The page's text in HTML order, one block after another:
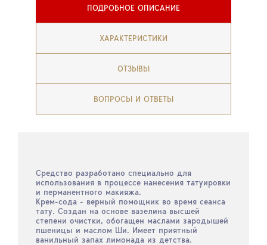
ПОДРОБНОЕ ОПИСАНИЕ
ХАРАКТЕРИСТИКИ
ОТЗЫВЫ
ВОПРОСЫ И ОТВЕТЫ
Средство разработано специально для
использования в процессе нанесения татуировки
и перманентного макияжа.
Крем-сода - верный помощник во время сеанса
тату. Создан на основе вазелина высшей
степени очистки, обогащен маслами зародышей
пшеницы и маслом Ши. Имеет приятный
ванильный запах лимонада из детства.